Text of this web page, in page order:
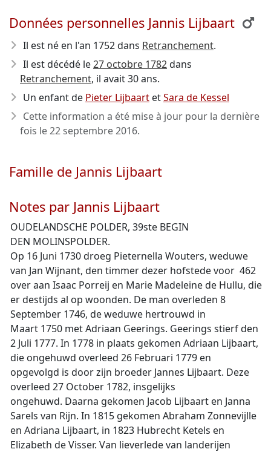
Données personnelles Jannis Lijbaart
Il est né en l'an 1752dans Retranchement.
Il est décédé le27 octobre 1782dans
Retranchement, il avait 30 ans.
Un enfant de Pieter Lijbaart etSara de Kessel
Cette information a été mise à jour pour la dernière
fois le22 septembre 2016.
Famille de Jannis Lijbaart
Notes par Jannis Lijbaart
OUDELANDSCHE POLDER, 39ste BEGIN
DEN MOLINSPOLDER.
Op 16 Juni 1730 droeg Pieternella Wouters, weduwe
van Jan Wijnant, den timmer dezer hofstede voor  462
over aan Isaac Porreij en Marie Madeleine de Hullu, die
er destijds al op woonden. De man overleden 8
September 1746, de weduwe hertrouwd in
Maart 1750 met Adriaan Geerings. Geerings stierf den
2 Juli 1777. In 1778 in plaats gekomen Adriaan Lijbaart,
die ongehuwd overleed 26 Februari 1779 en
opgevolgd is door zijn broeder Jannes Lijbaart. Deze
overleed 27 October 1782, insgelijks
ongehuwd. Daarna gekomen Jacob Lijbaart en Janna
Sarels van Rijn. In 1815 gekomen Abraham Zonnevijlle
en Adriana Lijbaart, in 1823 Hubrecht Ketels en
Elizabeth de Visser. Van lieverlede van landerijen